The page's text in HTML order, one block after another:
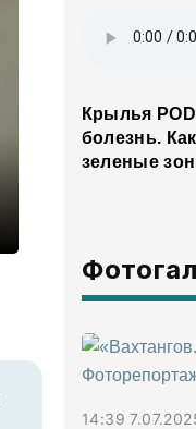
Крылья
болезнь.
зеленые
14:39